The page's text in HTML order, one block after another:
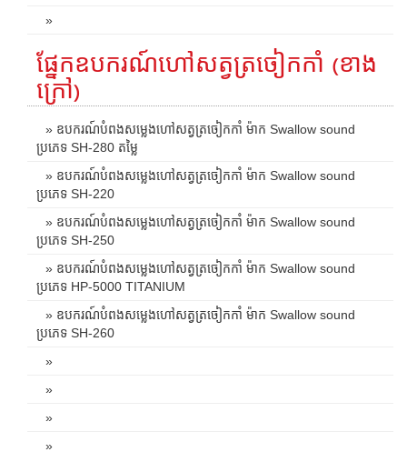
»
ផ្នែកឧបករណ៍ហៅសត្វត្រចៀកកាំ (ខាង
ក្រៅ)
» ឧបករណ៍បំពងសម្លេងហៅសត្វត្រចៀកកាំ ម៉ាក Swallow sound
ប្រភេទ SH-280 តម្លៃ
» ឧបករណ៍បំពងសម្លេងហៅសត្វត្រចៀកកាំ ម៉ាក Swallow sound
ប្រភេទ SH-220
» ឧបករណ៍បំពងសម្លេងហៅសត្វត្រចៀកកាំ ម៉ាក Swallow sound
ប្រភេទ SH-250
» ឧបករណ៍បំពងសម្លេងហៅសត្វត្រចៀកកាំ ម៉ាក Swallow sound
ប្រភេទ HP-5000 TITANIUM
» ឧបករណ៍បំពងសម្លេងហៅសត្វត្រចៀកកាំ ម៉ាក Swallow sound
ប្រភេទ SH-260
»
»
»
»